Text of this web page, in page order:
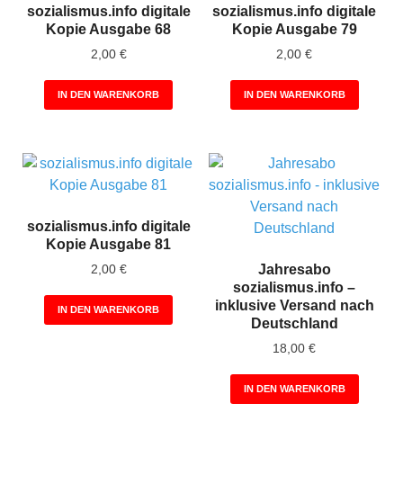
sozialismus.info digitale
Kopie Ausgabe 68
2,00 €
IN DEN WARENKORB
sozialismus.info digitale
Kopie Ausgabe 79
2,00€
IN DEN WARENKORB
sozialismus.info digitale
Kopie Ausgabe 81
2,00 €
IN DEN WARENKORB
Jahresabo
sozialismus.info –
inklusive Versand nach
Deutschland
18,00€
IN DEN WARENKORB